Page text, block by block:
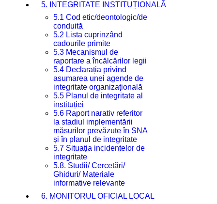
5. INTEGRITATE INSTITUȚIONALĂ
5.1 Cod etic/deontologic/de
conduită
5.2 Lista cuprinzând
cadourile primite
5.3 Mecanismul de
raportare a încălcărilor legii
5.4 Declarația privind
asumarea unei agende de
integritate organizațională
5.5 Planul de integritate al
instituției
5.6 Raport narativ referitor
la stadiul implementării
măsurilor prevăzute în SNA
și în planul de integritate
5.7 Situația incidentelor de
integritate
5.8. Studii/ Cercetări/
Ghiduri/ Materiale
informative relevante
6. MONITORUL OFICIAL LOCAL